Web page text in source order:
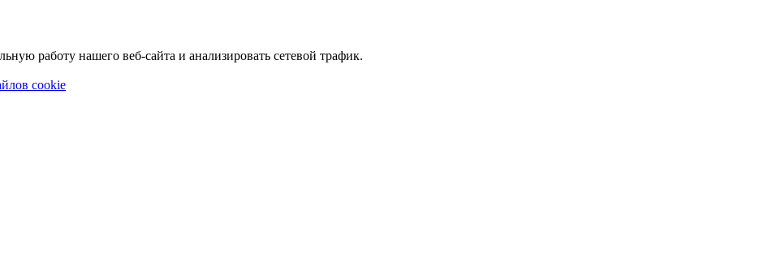
работу нашего веб-сайта и анализировать сетевой трафик.
cookie